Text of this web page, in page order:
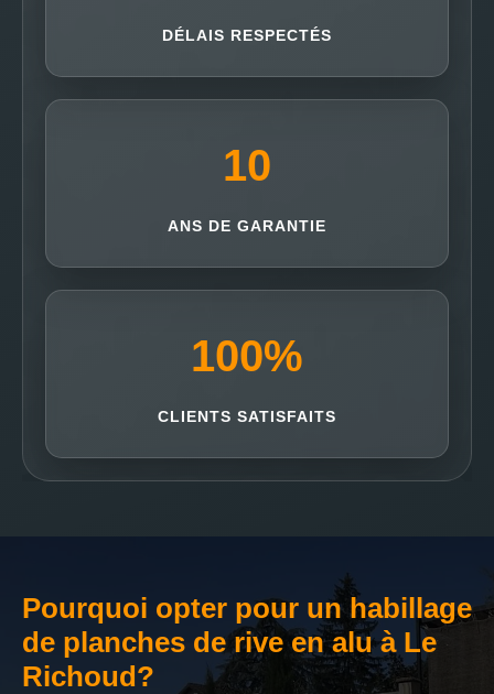
DÉLAIS RESPECTÉS
10
ANS DE GARANTIE
100%
CLIENTS SATISFAITS
Pourquoi opter pour un habillage
de planches de rive en alu à Le
Richoud?